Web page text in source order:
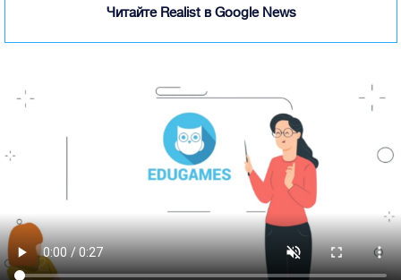
Читайте Realist в Google News